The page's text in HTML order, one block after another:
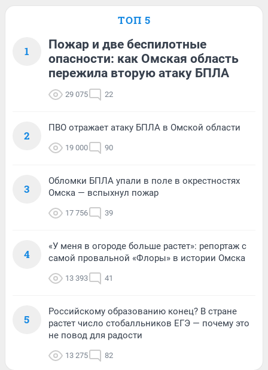
ТОП 5
1
Пожар и две беспилотные
опасности: как Омская область
пережила вторую атаку БПЛА
29 075 22
2
ПВО отражает атаку БПЛА в Омской области
19 000 90
3
Обломки БПЛА упали в поле в окрестностях
Омска — вспыхнул пожар
17 756 39
4
«У меня в огороде больше растет»: репортаж с
самой провальной «Флоры» в истории Омска
13 393 41
5
Российскому образованию конец? В стране
растет число стобалльников ЕГЭ — почему это
не повод для радости
13 275 82